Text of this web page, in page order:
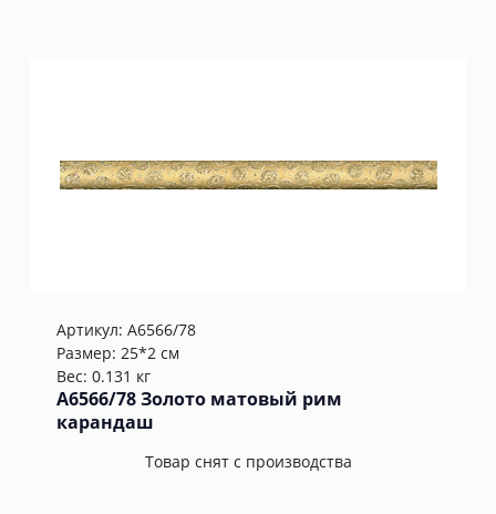
Артикул: A6566/78
Размер: 25*2 см
Вес: 0.131 кг
A6566/78 Золото матовый рим
карандаш
Товар снят с производства